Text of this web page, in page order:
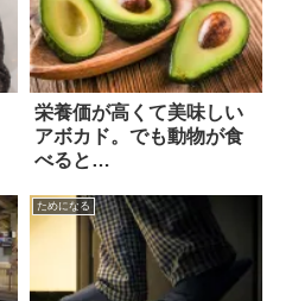
栄養価が高くて美味しい
アボカド。でも動物が食
べると…
ためになる